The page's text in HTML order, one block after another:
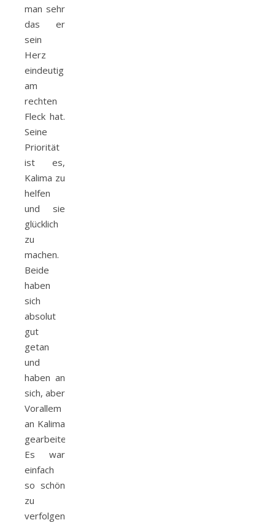
man sehr
das er
sein
Herz
eindeutig
am
rechten
Fleck hat.
Seine
Priorität
ist es,
Kalima zu
helfen
und sie
glücklich
zu
machen.
Beide
haben
sich
absolut
gut
getan
und
haben an
sich, aber
Vorallem
an Kalima
gearbeitet.
Es war
einfach
so schön
zu
verfolgen,